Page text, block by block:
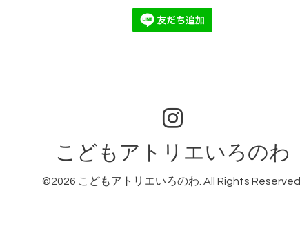
こどもアトリエいろのわ
©2026 こどもアトリエいろのわ . All Rights Reserved.